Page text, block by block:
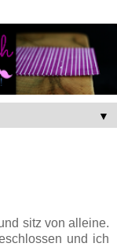
▼
sitz von alleine.
und ich